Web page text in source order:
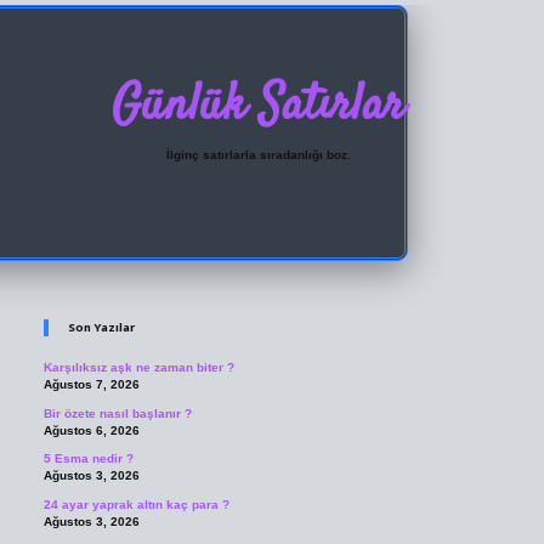
Günlük Satırlar
İlginç satırlarla sıradanlığı boz.
Sidebar
Son Yazılar
Karşılıksız aşk ne zaman biter ?
Ağustos 7, 2026
Bir özete nasıl başlanır ?
Ağustos 6, 2026
5 Esma nedir ?
Ağustos 3, 2026
24 ayar yaprak altın kaç para ?
Ağustos 3, 2026